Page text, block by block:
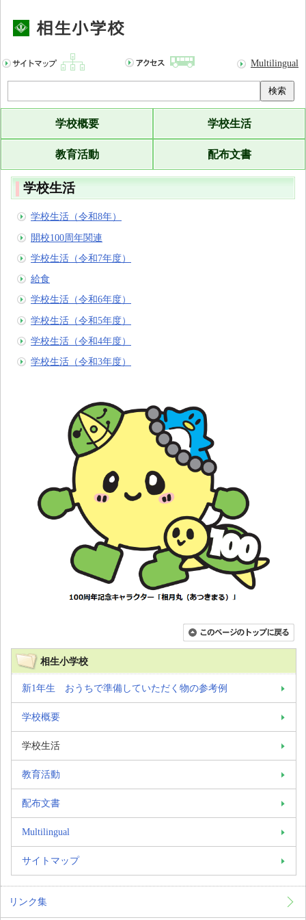
Multilingual
検索
学校概要 学校生活
教育活動 配布文書
学校生活
学校生活（令和8年）
開校100周年関連
学校生活（令和7年度）
給食
学校生活（令和6年度）
学校生活（令和5年度）
学校生活（令和4年度）
学校生活（令和3年度）
相生小学校
新1年生 おうちで準備していただく物の参考例
学校概要
学校生活
教育活動
配布文書
Multilingual
サイトマップ
リンク集